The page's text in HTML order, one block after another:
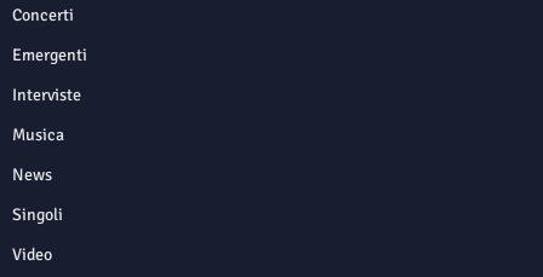
Concerti
Emergenti
Interviste
Musica
News
Singoli
Video